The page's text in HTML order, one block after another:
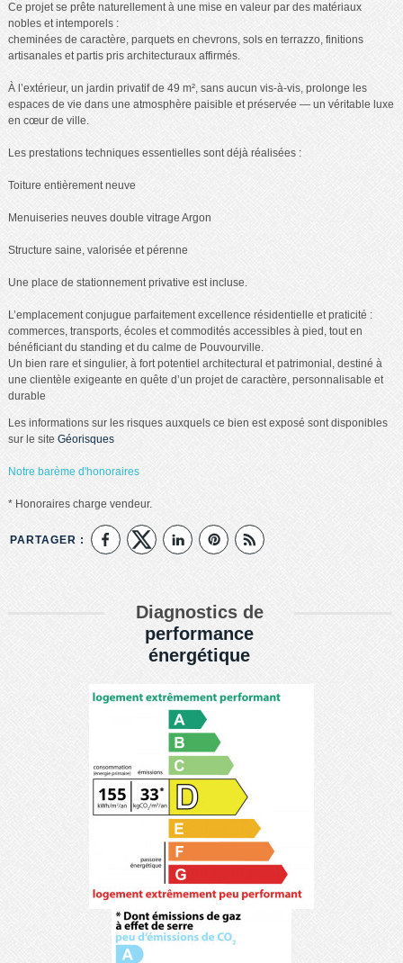
Ce projet se prête naturellement à une mise en valeur par des matériaux
nobles et intemporels :
cheminées de caractère, parquets en chevrons, sols en terrazzo, finitions
artisanales et partis pris architecturaux affirmés.
À l’extérieur, un jardin privatif de 49 m², sans aucun vis-à-vis, prolonge les
espaces de vie dans une atmosphère paisible et préservée — un véritable luxe
en cœur de ville.
Les prestations techniques essentielles sont déjà réalisées :
Toiture entièrement neuve
Menuiseries neuves double vitrage Argon
Structure saine, valorisée et pérenne
Une place de stationnement privative est incluse.
L’emplacement conjugue parfaitement excellence résidentielle et praticité :
commerces, transports, écoles et commodités accessibles à pied, tout en
bénéficiant du standing et du calme de Pouvourville.
Un bien rare et singulier, à fort potentiel architectural et patrimonial, destiné à
une clientèle exigeante en quête d’un projet de caractère, personnalisable et
durable
Les informations sur les risques auxquels ce bien est exposé sont disponibles
sur le site Géorisques
Notre barème d'honoraires
* Honoraires charge vendeur.
PARTAGER :
Diagnostics de
performance
énergétique